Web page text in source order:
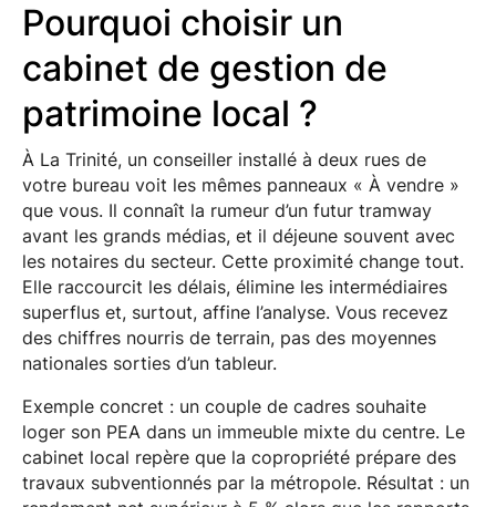
Pourquoi choisir un
cabinet de gestion de
patrimoine local ?
À La Trinité, un conseiller installé à deux rues de
votre bureau voit les mêmes panneaux « À vendre »
que vous. Il connaît la rumeur d’un futur tramway
avant les grands médias, et il déjeune souvent avec
les notaires du secteur. Cette proximité change tout.
Elle raccourcit les délais, élimine les intermédiaires
superflus et, surtout, affine l’analyse. Vous recevez
des chiffres nourris de terrain, pas des moyennes
nationales sorties d’un tableur.
Exemple concret : un couple de cadres souhaite
loger son PEA dans un immeuble mixte du centre. Le
cabinet local repère que la copropriété prépare des
travaux subventionnés par la métropole. Résultat : un